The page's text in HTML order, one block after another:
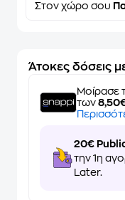
Στον χώρο σου
Άτοκες δόσεις
Μοίρασε
των
20€
την 1η
Later.